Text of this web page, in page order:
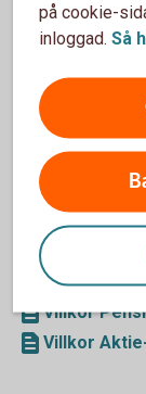
Villkor
Villkor för
Villkor
IPS
Gäller från
Villkor
Villkor
Villkor
på cookie-
inloggad. Så